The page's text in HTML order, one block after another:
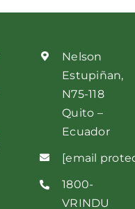
Nelson
Estupiñan,
N75-118
Quito –
Ecuador
[email
1800-
VRINDU